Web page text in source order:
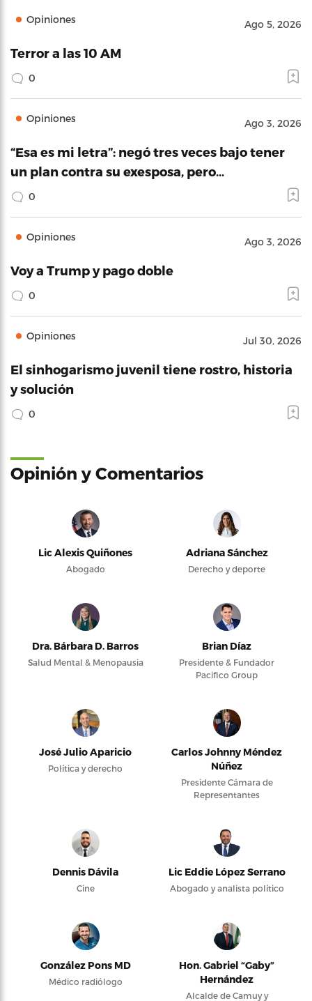
Opiniones Ago 5, 2026
Terror a las 10 AM
0
Opiniones Ago 3, 2026
“Esa es mi letra”: negó tres veces bajo tener
un plan contra su exesposa, pero…
0
Opiniones Ago 3, 2026
Voy a Trump y pago doble
0
Opiniones Jul 30, 2026
El sinhogarismo juvenil tiene rostro, historia
y solución
0
Opinión y Comentarios
Lic Alexis Quiñones
Abogado
Adriana Sánchez
Derecho y deporte
Dra. Bárbara D. Barros
Salud Mental & Menopausia
Brian Díaz
Presidente & Fundador
Pacifico Group
José Julio Aparicio
Política y derecho
Carlos Johnny Méndez
Núñez
Presidente Cámara de
Representantes
Dennis Dávila
Cine
Lic Eddie López Serrano
Abogado y analista político
González Pons MD
Médico radiólogo
Hon. Gabriel “Gaby”
Hernández
Alcalde de Camuy y